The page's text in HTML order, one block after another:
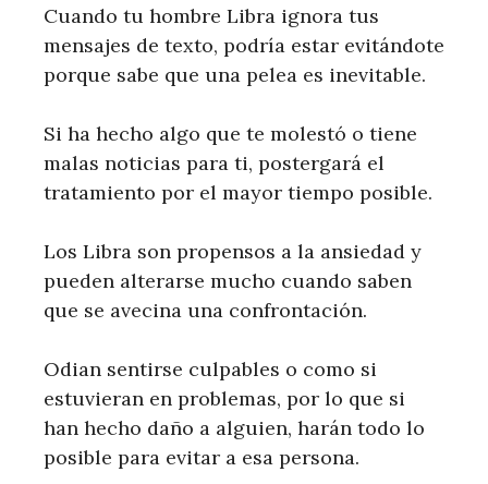
Cuando tu hombre Libra ignora tus
mensajes de texto, podría estar evitándote
porque sabe que una pelea es inevitable.
Si ha hecho algo que te molestó o tiene
malas noticias para ti, postergará el
tratamiento por el mayor tiempo posible.
Los Libra son propensos a la ansiedad y
pueden alterarse mucho cuando saben
que se avecina una confrontación.
Odian sentirse culpables o como si
estuvieran en problemas, por lo que si
han hecho daño a alguien, harán todo lo
posible para evitar a esa persona.